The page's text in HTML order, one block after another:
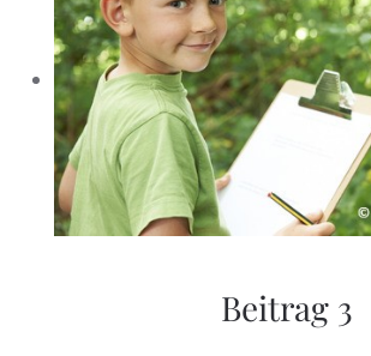
Beitrag 3